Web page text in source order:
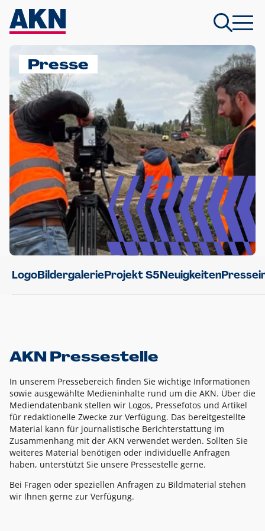
Presse
LogoBildergalerieProjekt S5Neuigkeiten
AKN Pressestelle
In unserem Pressebereich finden Sie wichtige Informationen
sowie ausgewählte Medieninhalte rund um die AKN. Über die
Mediendatenbank stellen wir Logos, Pressefotos und Artikel
für redaktionelle Zwecke zur Verfügung. Das bereitgestellte
Material kann für journalistische Berichterstattung im
Zusammenhang mit der AKN verwendet werden. Sollten Sie
weiteres Material benötigen oder individuelle Anfragen
haben, unterstützt Sie unsere Pressestelle gerne.
Bei Fragen oder speziellen Anfragen zu Bildmaterial stehen
wir Ihnen gerne zur Verfügung.